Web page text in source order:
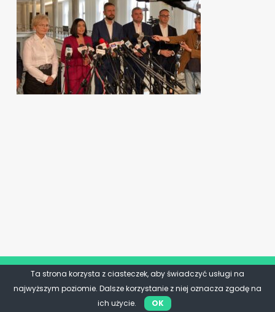
Ta strona korzysta z ciasteczek, aby świadczyć usługi na
najwyższym poziomie. Dalsze korzystanie z niej oznacza zgodę na
ich użycie.
OK